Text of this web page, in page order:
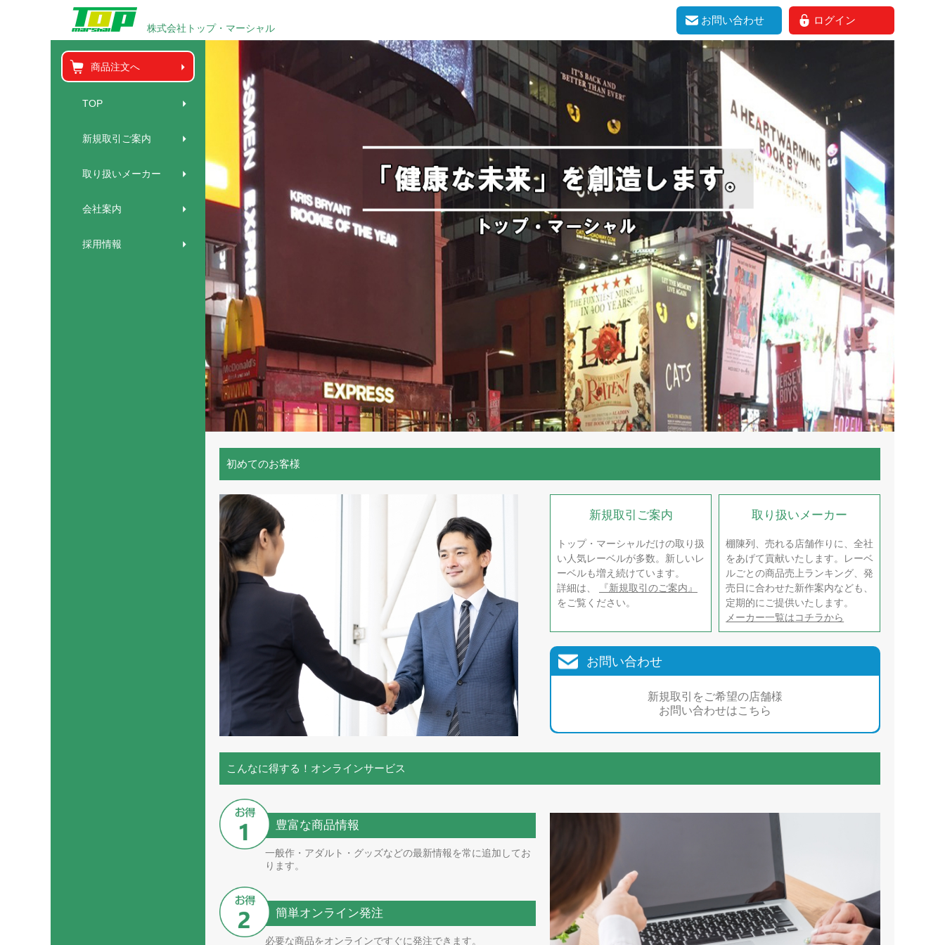
株式会社トップ・マーシャル
お問い合わせ ログイン
商品注文へ
TOP
新規取引ご案内
取り扱いメーカー
会社案内
採用情報
初めてのお客様
新規取引ご案内
トップ・マーシャルだけの取り扱
い人気レーベルが多数。新しいレ
ーベルも増え続けています。
詳細は、
『新規取引のご案内』
をご覧ください。
取り扱いメーカー
棚陳列、売れる店舗作りに、全社
をあげて貢献いたします。レーベ
ルごとの商品売上ランキング、発
売日に合わせた新作案内なども、
定期的にご提供いたします。
メーカー一覧はコチラから
お問い合わせ
新規取引をご希望の店舗様
お問い合わせはこちら
こんなに得する！オンラインサービス
豊富な商品情報
一般作・アダルト・グッズなどの最新情報を常に追加してお
ります。
簡単オンライン発注
必要な商品をオンラインですぐに発注できます。